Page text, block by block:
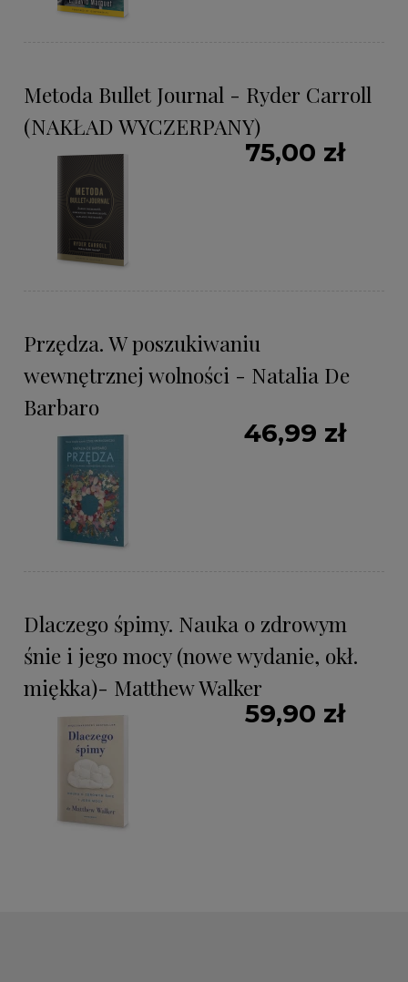
Metoda Bullet Journal - Ryder Carroll
(NAKŁAD WYCZERPANY)
75,00 zł
Przędza. W poszukiwaniu
wewnętrznej wolności - Natalia De
Barbaro
46,99 zł
Dlaczego śpimy. Nauka o zdrowym
śnie i jego mocy (nowe wydanie, okł.
miękka)- Matthew Walker
59,90 zł